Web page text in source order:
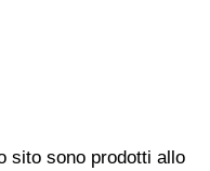
sito sono prodotti allo